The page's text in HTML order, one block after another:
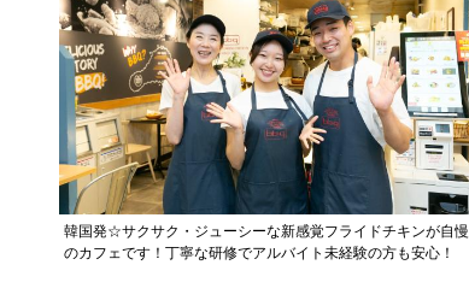
韓国発☆サクサク・ジューシーな新感覚フライドチキンが自慢
のカフェです！丁寧な研修でアルバイト未経験の方も安心！